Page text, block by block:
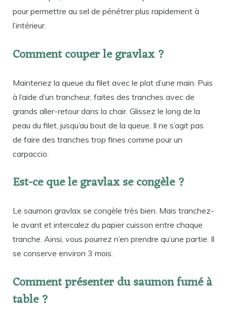
pour permettre au sel de pénétrer plus rapidement à
l’intérieur.
Comment couper le gravlax ?
Maintenez la queue du filet avec le plat d’une main. Puis
à l’aide d’un trancheur, faites des tranches avec de
grands aller-retour dans la chair. Glissez le long de la
peau du filet, jusqu’au bout de la queue. Il ne s’agit pas
de faire des tranches trop fines comme pour un
carpaccio.
Est-ce que le gravlax se congèle ?
Le saumon gravlax se congèle très bien. Mais tranchez-
le avant et intercalez du papier cuisson entre chaque
tranche. Ainsi, vous pourrez n’en prendre qu’une partie. Il
se conserve environ 3 mois.
Comment présenter du saumon fumé à
table ?